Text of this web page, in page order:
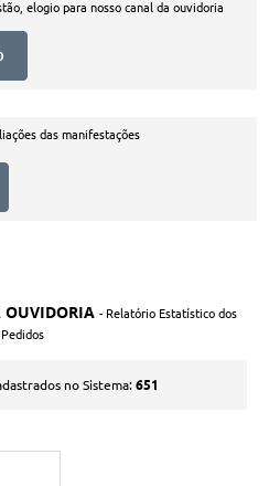
elogio para nosso canal da ouvidoria
das manifestações
OUVIDORIA - Relatório Estatístico dos
Pedidos
no Sistema: 651